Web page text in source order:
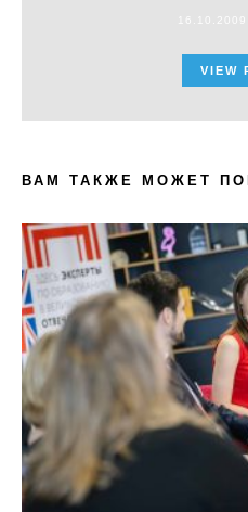
16.10.2009
VIEW
ВАМ ТАКЖЕ МОЖЕТ